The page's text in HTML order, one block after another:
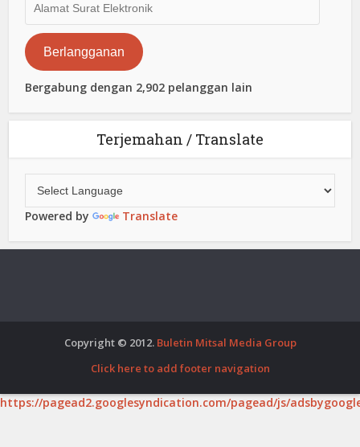
Surat
Elektronik
Berlangganan
Bergabung dengan 2,902 pelanggan lain
Terjemahan / Translate
Powered by Translate
Copyright © 2012. Buletin Mitsal Media Group
Click here to add footer navigation
https://pagead2.googlesyndication.com/pagead/js/